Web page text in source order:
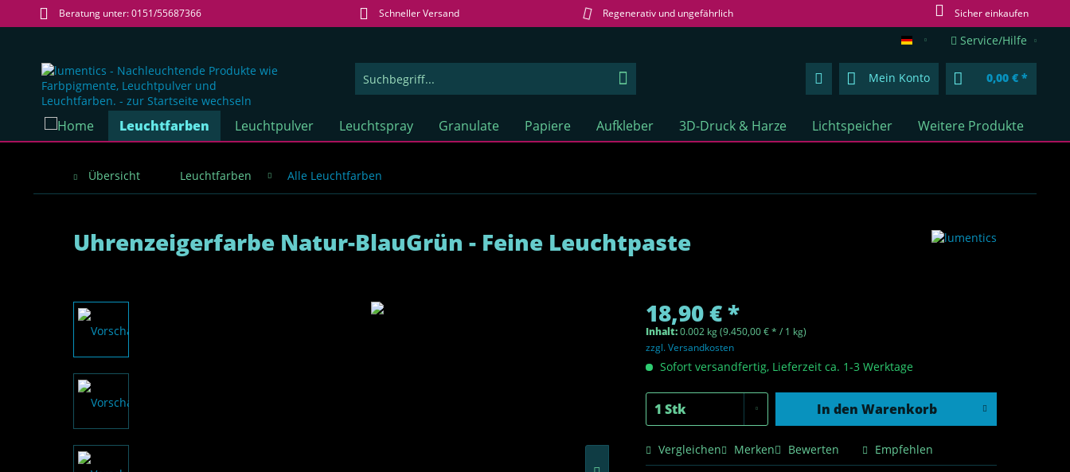
Beratung unter: 0151/55687366 Schneller Versand Regenerativ und ungefährlich Sicher einkaufen
lumentics.de (DE)
Service/Hilfe
Mein Konto 0,00 € *
Leuchtfarben Leuchtpulver Leuchtspray Granulate Papiere Aufkleber 3D-Druck & Harze Lichtspeicher Weitere Produkte
Übersicht Leuchtfarben Alle Leuchtfarben
Uhrenzeigerfarbe Natur-BlauGrün - Feine Leuchtpaste
18,90 € *
Inhalt:0.002 kg (9.450,00 € * / 1 kg)
zzgl. Versandkosten
Sofort versandfertig, Lieferzeit ca. 1-3 Werktage
In den Warenkorb
Vergleichen Merken Bewerten Empfehlen